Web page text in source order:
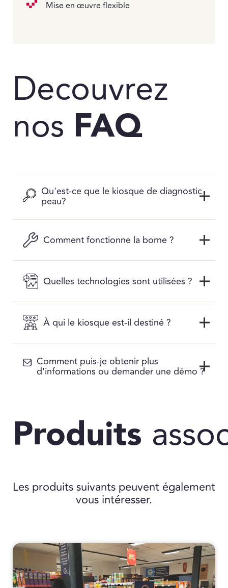
Mise en œuvre flexible
Decouvrez
nos FAQ
Qu'est-ce que le kiosque de diagnostic
peau?
Comment fonctionne la borne ?
Quelles technologies sont utilisées ?
À qui le kiosque est-il destiné ?
Comment puis-je obtenir plus
d'informations ou demander une démo ?
Produits
Les produits suivants peuvent également
vous intéresser.